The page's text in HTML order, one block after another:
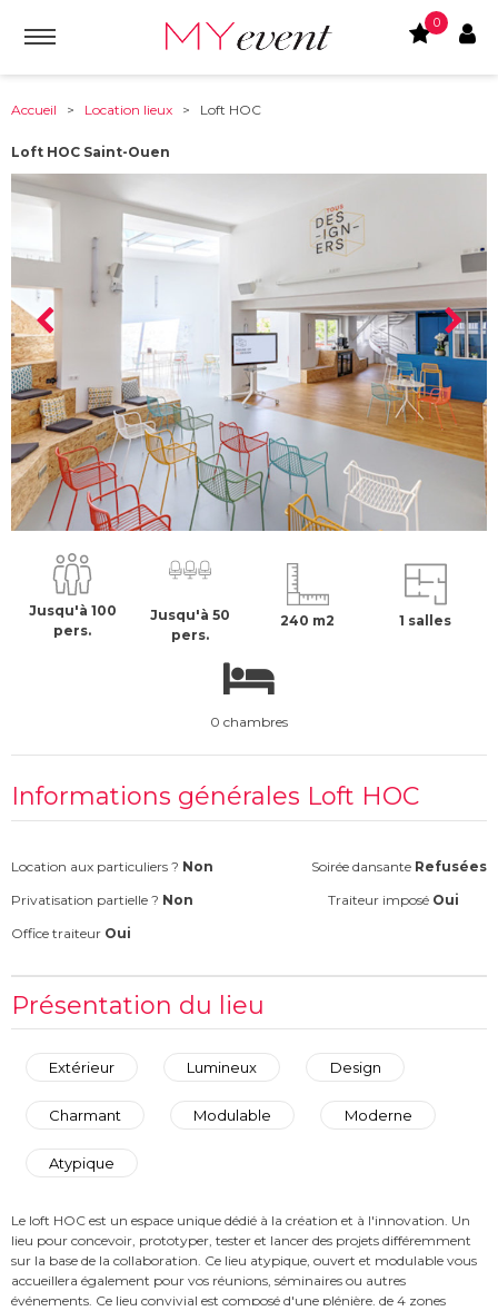
0
Accueil > Location lieux > Loft HOC
Loft HOC Saint-Ouen
93400 -Saint-Ouen À partir de :
2800 € H.T
Jusqu'à 100
pers.
Jusqu'à 50
pers.
240 m2 1 salles
0 chambres
Informations générales Loft HOC
Location aux particuliers ? Non Soirée dansante Refusées
Privatisation partielle ? Non Traiteur imposé Oui
Office traiteur Oui
Présentation du lieu
Extérieur Lumineux Design
Charmant Modulable Moderne
Atypique
Le loft HOC est un espace unique dédié à la création et à l'innovation. Un
lieu pour concevoir, prototyper, tester et lancer des projets différemment
sur la base de la collaboration. Ce lieu atypique, ouvert et modulable vous
accueillera également pour vos réunions, séminaires ou autres
événements. Ce lieu convivial est composé d'une plénière, de 4 zones